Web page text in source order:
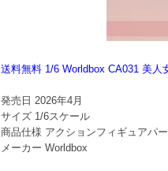
送料無料 1/6 Worldbox CA031 美人
発売日 2026年4月
サイズ 1/6スケール
商品仕様 アクションフィギュアパ
メーカー Worldbox